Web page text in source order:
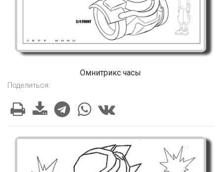
Омнитрикс часы
Поделиться: